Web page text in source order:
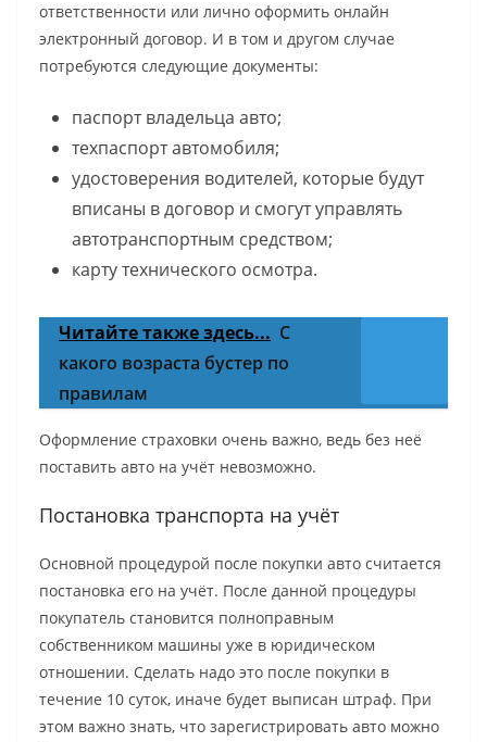
ответственности или лично оформить онлайн
электронный договор. И в том и другом случае
потребуются следующие документы:
паспорт владельца авто;
техпаспорт автомобиля;
удостоверения водителей, которые будут
вписаны в договор и смогут управлять
автотранспортным средством;
карту технического осмотра.
Читайте также здесь... С
какого возраста бустер по
правилам
Оформление страховки очень важно, ведь без неё
поставить авто на учёт невозможно.
Постановка транспорта на учёт
Основной процедурой после покупки авто считается
постановка его на учёт. После данной процедуры
покупатель становится полноправным
собственником машины уже в юридическом
отношении. Сделать надо это после покупки в
течение 10 суток, иначе будет выписан штраф. При
этом важно знать, что зарегистрировать авто можно